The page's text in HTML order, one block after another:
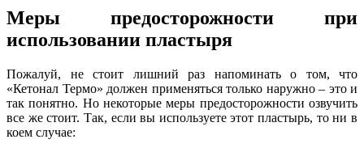
Меры предосторожности при
использовании пластыря
Пожалуй, не стоит лишний раз напоминать о том, что
«Кетонал Термо» должен применяться только наружно – это и
так понятно. Но некоторые меры предосторожности озвучить
все же стоит. Так, если вы используете этот пластырь, то ни в
коем случае: